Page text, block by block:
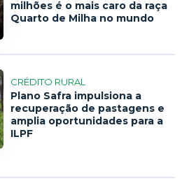
milhões é o mais caro da raça
Quarto de Milha no mundo
CRÉDITO RURAL
Plano Safra impulsiona a
recuperação de pastagens e
amplia oportunidades para a
ILPF